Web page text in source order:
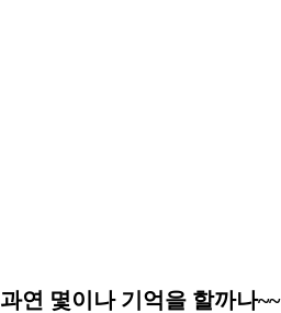
과연 몇이나 기억을 할까나~~